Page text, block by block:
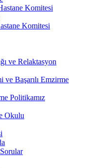
Komitesi
Komitesi
ve Relaktasyon
ve Başarılı Emzirme
Politikamız
Okulu